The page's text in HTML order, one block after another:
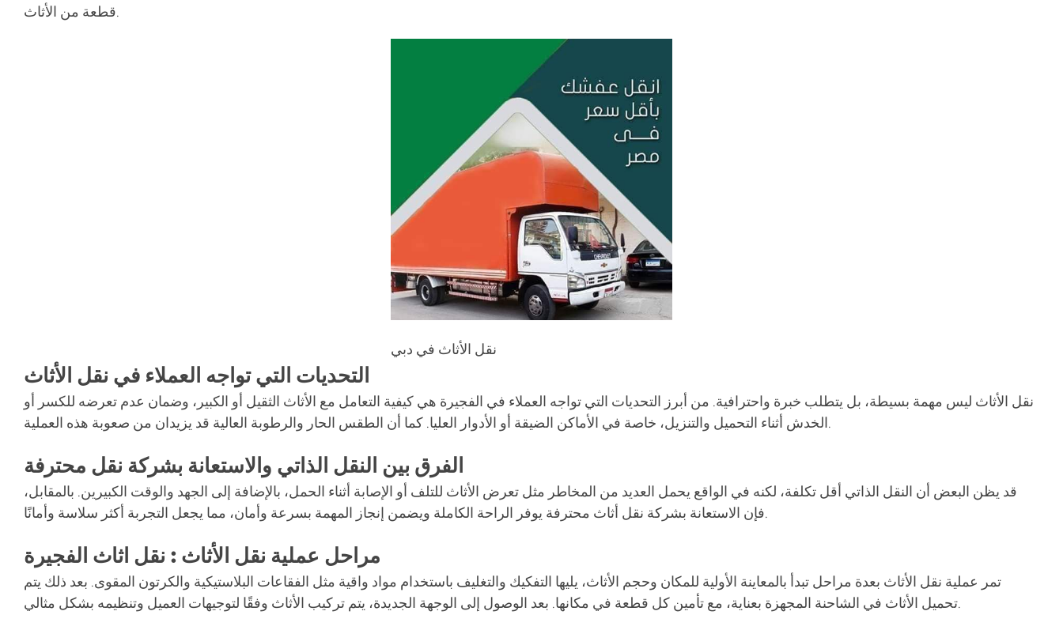
قطعة من الأثاث.
نقل الأثاث في دبي
التحديات التي تواجه العملاء في نقل الأثاث
نقل الأثاث ليس مهمة بسيطة، بل يتطلب خبرة واحترافية. من أبرز التحديات التي تواجه العملاء في الفجيرة هي كيفية التعامل مع الأثاث الثقيل أو الكبير، وضمان عدم تعرضه للكسر أو
الخدش أثناء التحميل والتنزيل، خاصة في الأماكن الضيقة أو الأدوار العليا. كما أن الطقس الحار والرطوبة العالية قد يزيدان من صعوبة هذه العملية.
الفرق بين النقل الذاتي والاستعانة بشركة نقل محترفة
قد يظن البعض أن النقل الذاتي أقل تكلفة، لكنه في الواقع يحمل العديد من المخاطر مثل تعرض الأثاث للتلف أو الإصابة أثناء الحمل، بالإضافة إلى الجهد والوقت الكبيرين. بالمقابل،
فإن الاستعانة بشركة نقل أثاث محترفة يوفر الراحة الكاملة ويضمن إنجاز المهمة بسرعة وأمان، مما يجعل التجربة أكثر سلاسة وأمانًا.
مراحل عملية نقل الأثاث : نقل اثاث الفجيرة
تمر عملية نقل الأثاث بعدة مراحل تبدأ بالمعاينة الأولية للمكان وحجم الأثاث، يليها التفكيك والتغليف باستخدام مواد واقية مثل الفقاعات البلاستيكية والكرتون المقوى. بعد ذلك يتم
تحميل الأثاث في الشاحنة المجهزة بعناية، مع تأمين كل قطعة في مكانها. بعد الوصول إلى الوجهة الجديدة، يتم تركيب الأثاث وفقًا لتوجيهات العميل وتنظيمه بشكل مثالي.